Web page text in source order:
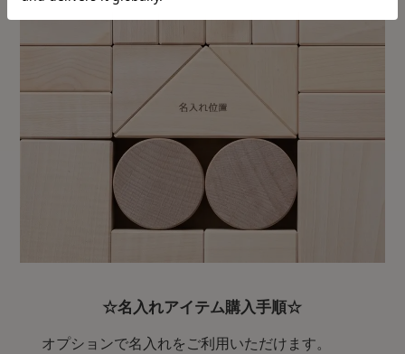
☆名入れアイテム購入手順☆
オプションで名入れをご利用いただけます。